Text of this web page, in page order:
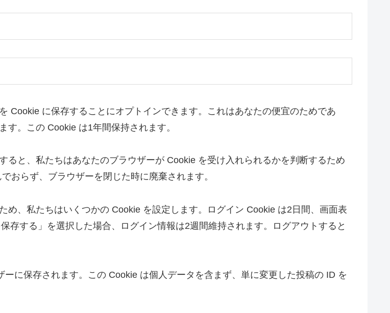
Cookie に保存することにオプトインできます。これはあなたの便宜のためであ
す。この Cookie は1年間保持されます。
ると、私たちはあなたのブラウザーが Cookie を受け入れられるかを判断するため
おらず、ブラウザーを閉じた時に廃棄されます。
め、私たちはいくつかの Cookie を設定します。ログイン Cookie は2日間、画面表
存する」を選択した場合、ログイン情報は2週間維持されます。ログアウトすると
に保存されます。この Cookie は個人データを含まず、単に変更した投稿の ID を